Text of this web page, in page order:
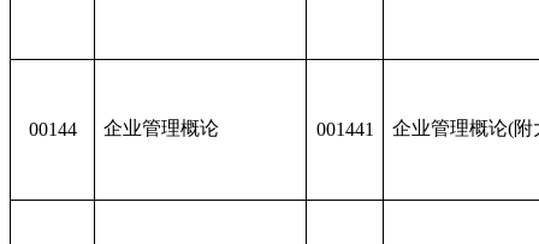
00144 企业管理概论 001441 企业管理概论(附